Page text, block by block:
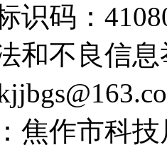
识码：
和不良信息
焦作市科